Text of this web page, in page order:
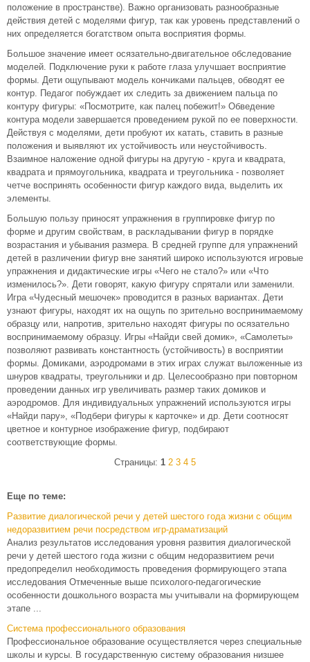
положение в пространстве). Важно организовать разнообразные
действия детей с моделями фигур, так как уровень представлений о
них определяется богатством опыта восприятия формы.
Большое значение имеет осязательно-двигательное обследование
моделей. Подключение руки к работе глаза улучшает восприятие
формы. Дети ощупывают модель кончиками пальцев, обводят ее
контур. Педагог побуждает их следить за движением пальца по
контуру фигуры: «Посмотрите, как палец побежит!» Обведение
контура модели завершается проведением рукой по ее поверхности.
Действуя с моделями, дети пробуют их катать, ставить в разные
положения и выявляют их устойчивость или неустойчивость.
Взаимное наложение одной фигуры на другую - круга и квадрата,
квадрата и прямоугольника, квадрата и треугольника - позволяет
четче воспринять особенности фигур каждого вида, выделить их
элементы.
Большую пользу приносят упражнения в группировке фигур по
форме и другим свойствам, в раскладывании фигур в порядке
возрастания и убывания размера. В средней группе для упражнений
детей в различении фигур вне занятий широко используются игровые
упражнения и дидактические игры «Чего не стало?» или «Что
изменилось?». Дети говорят, какую фигуру спрятали или заменили.
Игра «Чудесный мешочек» проводится в разных вариантах. Дети
узнают фигуры, находят их на ощупь по зрительно воспринимаемому
образцу или, напротив, зрительно находят фигуры по осязательно
воспринимаемому образцу. Игры «Найди свей домик», «Самолеты»
позволяют развивать константность (устойчивость) в восприятии
формы. Домиками, аэродромами в этих играх служат выложенные из
шнуров квадраты, треугольники и др. Целесообразно при повторном
проведении данных игр увеличивать размер таких домиков и
аэродромов. Для индивидуальных упражнений используются игры
«Найди пару», «Подбери фигуры к карточке» и др. Дети соотносят
цветное и контурное изображение фигур, подбирают
соответствующие формы.
Страницы: 1 2 3 4 5
Еще по теме:
Развитие диалогической речи у детей шестого года жизни с общим
недоразвитием речи посредством игр-драматизаций
Анализ результатов исследования уровня развития диалогической
речи у детей шестого года жизни с общим недоразвитием речи
предопределил необходимость проведения формирующего этапа
исследования Отмеченные выше психолого-педагогические
особенности дошкольного возраста мы учитывали на формирующем
этапе ...
Система профессионального образования
Профессиональное образование осуществляется через специальные
школы и курсы. В государственную систему образования низшее